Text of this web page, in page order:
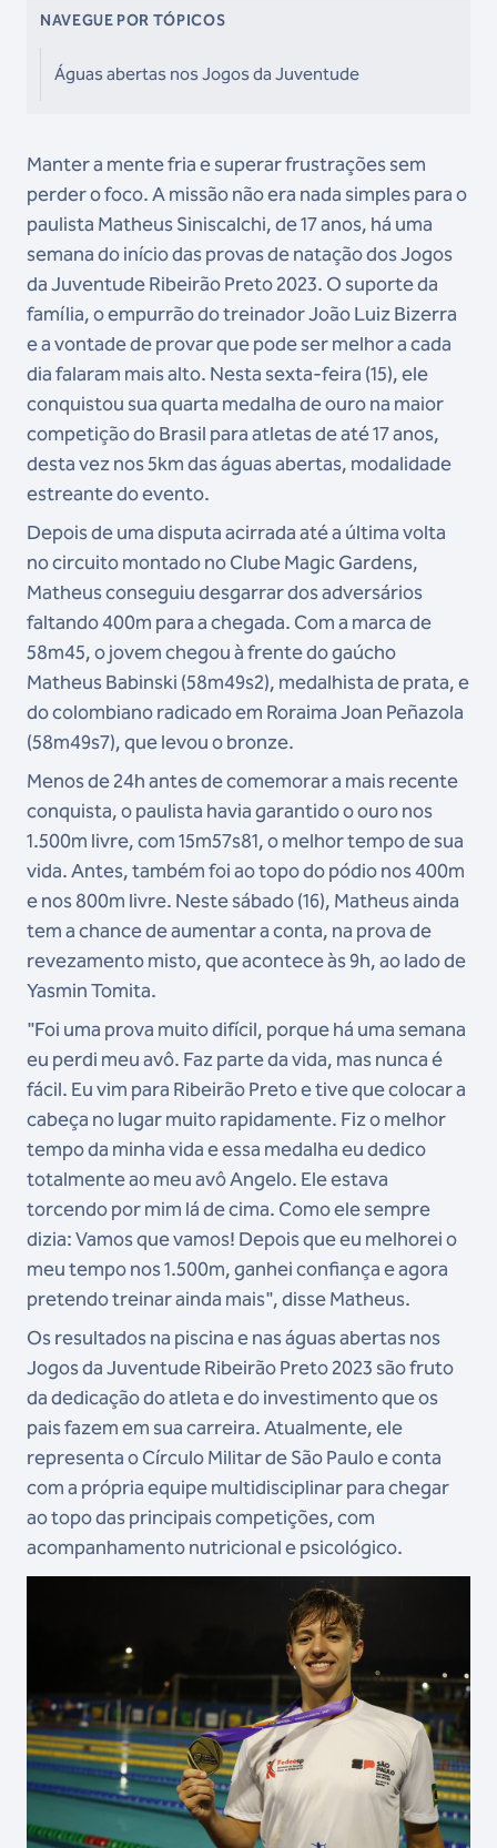
NAVEGUE POR TÓPICOS
Águas abertas nos Jogos da Juventude
Manter a mente fria e superar frustrações sem
perder o foco. A missão não era nada simples para o
paulista Matheus Siniscalchi, de 17 anos, há uma
semana do início das provas de natação dos Jogos
da Juventude Ribeirão Preto 2023. O suporte da
família, o empurrão do treinador João Luiz Bizerra
e a vontade de provar que pode ser melhor a cada
dia falaram mais alto. Nesta sexta-feira (15), ele
conquistou sua quarta medalha de ouro na maior
competição do Brasil para atletas de até 17 anos,
desta vez nos 5km das águas abertas, modalidade
estreante do evento.
Depois de uma disputa acirrada até a última volta
no circuito montado no Clube Magic Gardens,
Matheus conseguiu desgarrar dos adversários
faltando 400m para a chegada. Com a marca de
58m45, o jovem chegou à frente do gaúcho
Matheus Babinski (58m49s2), medalhista de prata, e
do colombiano radicado em Roraima Joan Peñazola
(58m49s7), que levou o bronze.
Menos de 24h antes de comemorar a mais recente
conquista, o paulista havia garantido o ouro nos
1.500m livre, com 15m57s81, o melhor tempo de sua
vida. Antes, também foi ao topo do pódio nos 400m
e nos 800m livre. Neste sábado (16), Matheus ainda
tem a chance de aumentar a conta, na prova de
revezamento misto, que acontece às 9h, ao lado de
Yasmin Tomita.
"Foi uma prova muito difícil, porque há uma semana
eu perdi meu avô. Faz parte da vida, mas nunca é
fácil. Eu vim para Ribeirão Preto e tive que colocar a
cabeça no lugar muito rapidamente. Fiz o melhor
tempo da minha vida e essa medalha eu dedico
totalmente ao meu avô Angelo. Ele estava
torcendo por mim lá de cima. Como ele sempre
dizia: Vamos que vamos! Depois que eu melhorei o
meu tempo nos 1.500m, ganhei confiança e agora
pretendo treinar ainda mais", disse Matheus.
Os resultados na piscina e nas águas abertas nos
Jogos da Juventude Ribeirão Preto 2023 são fruto
da dedicação do atleta e do investimento que os
pais fazem em sua carreira. Atualmente, ele
representa o Círculo Militar de São Paulo e conta
com a própria equipe multidisciplinar para chegar
ao topo das principais competições, com
acompanhamento nutricional e psicológico.